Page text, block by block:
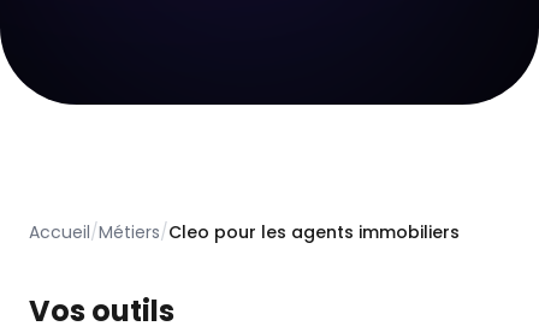
Accueil/Métiers/Cleo pour les agents immobiliers
Vos outils